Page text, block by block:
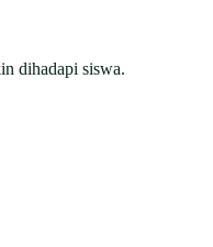
dihadapi siswa.